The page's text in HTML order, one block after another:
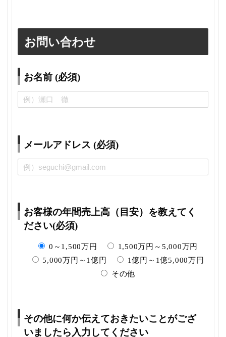
お問い合わせ
お名前 (必須)
メールアドレス (必須)
お客様の年間売上高（目安）を教えてく
ださい(必須)
0～1,500万円
1,500万円～5,000万円
5,000万円～1億円
1億円～1億5,000万円
その他
その他に何か伝えておきたいことがござ
いましたら入力してください